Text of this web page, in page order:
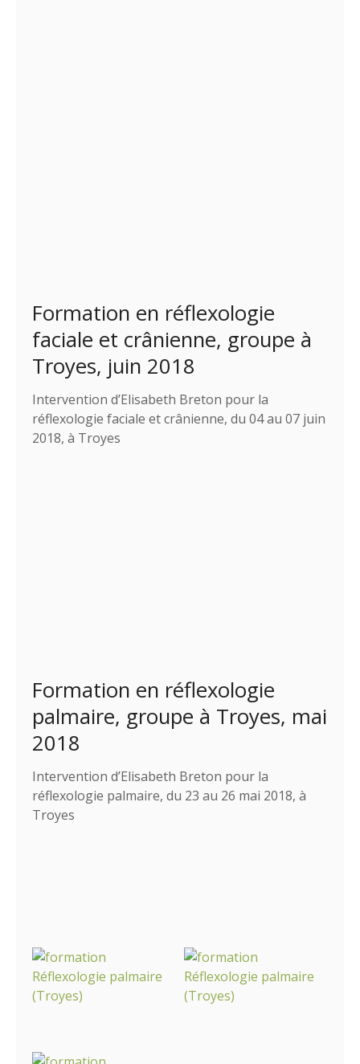
Formation en réflexologie
faciale et crânienne, groupe à
Troyes, juin 2018
Intervention d’Elisabeth Breton pour la
réflexologie faciale et crânienne, du 04 au 07 juin
2018, à Troyes
Formation en réflexologie
palmaire, groupe à Troyes, mai
2018
Intervention d’Elisabeth Breton pour la
réflexologie palmaire, du 23 au 26 mai 2018, à
Troyes